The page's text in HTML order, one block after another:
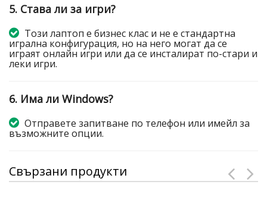
5. Става ли за игри?
Този лаптоп е бизнес клас и не е стандартна
игрална конфигурация, но на него могат да се
играят онлайн игри или да се инсталират по-стари и
леки игри.
6. Има ли Windows?
Отправете запитване по телефон или имейл за
възможните опции.
Свързани продукти